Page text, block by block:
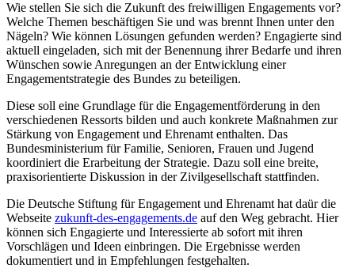
Wie stellen Sie sich die Zukunft des freiwilligen Engagements vor?
Welche Themen beschäftigen Sie und was brennt Ihnen unter den
Nägeln? Wie können Lösungen gefunden werden? Engagierte sind
aktuell eingeladen, sich mit der Benennung ihrer Bedarfe und ihren
Wünschen sowie Anregungen an der Entwicklung einer
Engagementstrategie des Bundes zu beteiligen.
Diese soll eine Grundlage für die Engagementförderung in den
verschiedenen Ressorts bilden und auch konkrete Maßnahmen zur
Stärkung von Engagement und Ehrenamt enthalten. Das
Bundesministerium für Familie, Senioren, Frauen und Jugend
koordiniert die Erarbeitung der Strategie. Dazu soll eine breite,
praxisorientierte Diskussion in der Zivilgesellschaft stattfinden.
Die Deutsche Stiftung für Engagement und Ehrenamt hat daür die
Webseite zukunft-des-engagements.de auf den Weg gebracht. Hier
können sich Engagierte und Interessierte ab sofort mit ihren
Vorschlägen und Ideen einbringen. Die Ergebnisse werden
dokumentiert und in Empfehlungen festgehalten.